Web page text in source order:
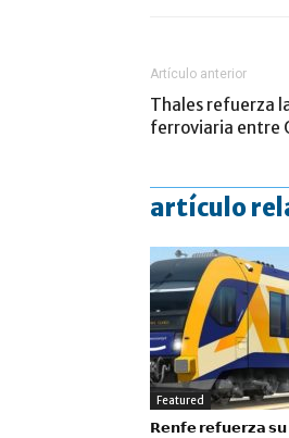
Artículo anterior
Thales refuerza
ferroviaria entre
artículo
Featured
𝗥𝗲𝗻𝗳𝗲 𝗿𝗲𝗳𝘂𝗲𝗿𝘇𝗮